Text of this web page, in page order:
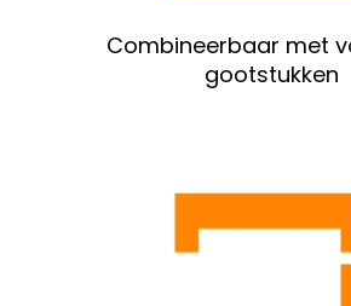
Combineerbaar met
gootstukken